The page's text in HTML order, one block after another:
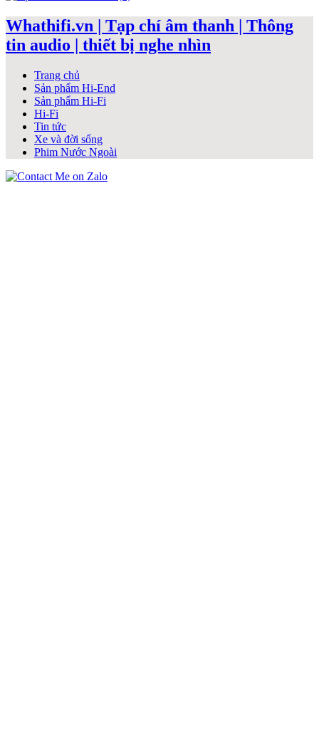
Whathifi.vn | Tạp chí âm thanh | Thông
tin audio | thiết bị nghe nhìn
Trang chủ
Sản phẩm Hi-End
Sản phẩm Hi-Fi
Hi-Fi
Tin tức
Xe và đời sống
Phim Nước Ngoài